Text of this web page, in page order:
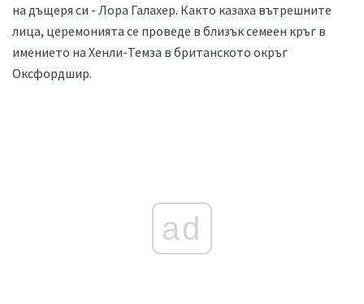
на дъщеря си - Лора Галахер. Както казаха вътрешните
лица, церемонията се проведе в близък семеен кръг в
имението на Хенли-Темза в британското окръг
Оксфордшир.
ad